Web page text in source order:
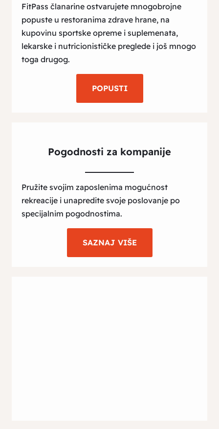
FitPass članarine ostvarujete mnogobrojne
popuste u restoranima zdrave hrane, na
kupovinu sportske opreme i suplemenata,
lekarske i nutricionističke preglede i još mnogo
toga drugog.
POPUSTI
Pogodnosti za kompanije
Pružite svojim zaposlenima mogućnost
rekreacije i unapredite svoje poslovanje po
specijalnim pogodnostima.
SAZNAJ VIŠE